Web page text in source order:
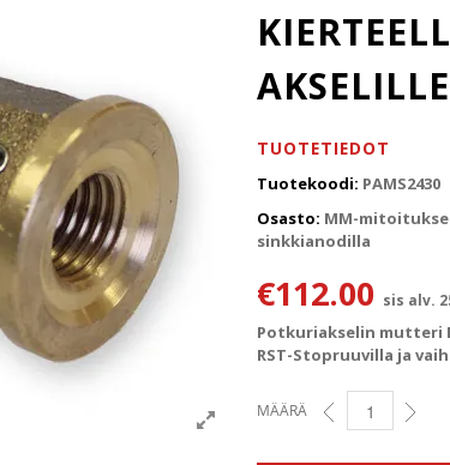
AKSELILLE
TUOTETIEDOT
Tuotekoodi: PAMS2430
Osasto: MM-
sinkkianodilla
€112.00 sis alv.
Potkuriakselin mutteri
RST-Stopruuvilla ja
MÄÄRÄ